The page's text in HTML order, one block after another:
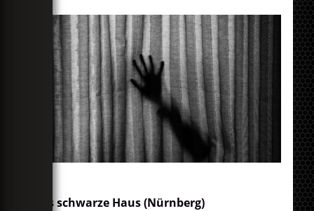
Das schwarze Haus (Nürnberg)